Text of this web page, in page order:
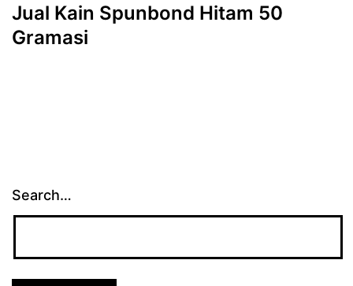
Jual Kain Spunbond Hitam 50
Gramasi
Search…